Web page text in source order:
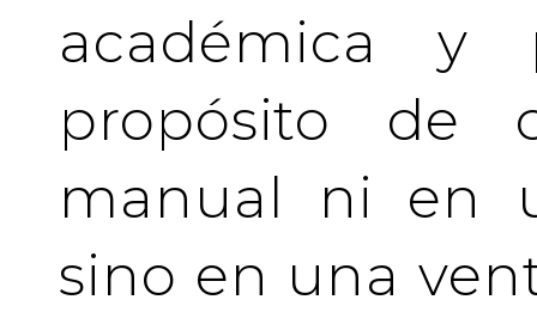
académica y
propósito de
manual ni en
sino en una